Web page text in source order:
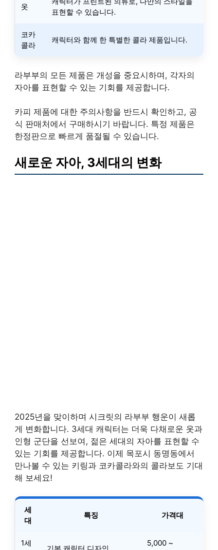
옷
표현할 수 있습니다.
코카
콜라
캐릭터와 함께 한 특별한 콜라 제품입니다.
라부부의 모든 제품은 개성을 중요시하며, 각자의
자아를 표현할 수 있는 기회를 제공합니다.
카피 제품에 대한 주의사항을 반드시 확인하고, 공
식 판매처에서 구매하시기 바랍니다. 특정 제품은
한정판으로 빠르게 품절될 수 있습니다.
새로운 자아, 3세대의 변화
2025년을 맞이하며 시크릿의 라부부 행운이 새롭
게 변화합니다. 3세대 캐릭터는 더욱 다채로운 옷과
인형 군단을 선보여, 젊은 세대의 자아를 표현할 수
있는 기회를 제공합니다. 이제 목포시 동명동에서
만나볼 수 있는 키링과 코카콜라와의 콜라보도 기대
해 보세요!
세
대
특징 가격대
1세
5,000 ~